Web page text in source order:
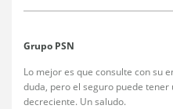
Grupo PSN
Lo mejor es que consulte con su
duda, pero el seguro puede
decreciente. Un saludo.